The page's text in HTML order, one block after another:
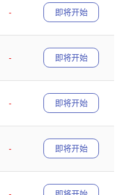
-
即将开始
-
即将开始
-
即将开始
-
即将开始